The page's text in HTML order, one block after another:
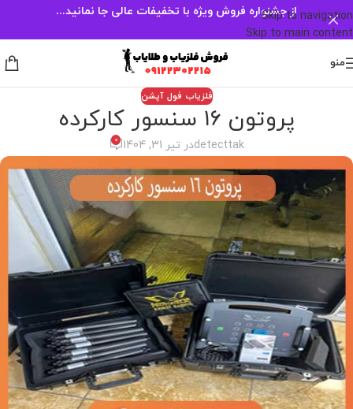
Skip to navigation
Skip to main content
از جشنواره فروش ویژه با تخفیفات عالی جا نمانید...
منو
فلزیاب فول آپشن
پروتون ۱۶ سنسور کارکرده
detecttakدر تیر 31, 1404 0